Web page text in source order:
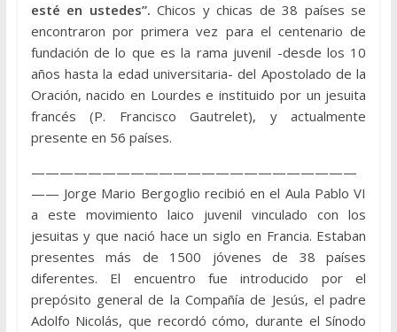
esté en ustedes”. Chicos y chicas de 38 países se
encontraron por primera vez para el centenario de
fundación de lo que es la rama juvenil -desde los 10
años hasta la edad universitaria- del Apostolado de la
Oración, nacido en Lourdes e instituido por un jesuita
francés (P. Francisco Gautrelet), y actualmente
presente en 56 países.
———————————————————————
—— Jorge Mario Bergoglio recibió en el Aula Pablo VI
a este movimiento laico juvenil vinculado con los
jesuitas y que nació hace un siglo en Francia. Estaban
presentes más de 1500 jóvenes de 38 países
diferentes. El encuentro fue introducido por el
prepósito general de la Compañía de Jesús, el padre
Adolfo Nicolás, que recordó cómo, durante el Sínodo